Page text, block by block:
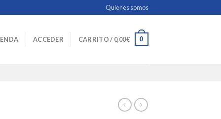
Quienes somos
ACCEDER CARRITO / 0,00€ 0